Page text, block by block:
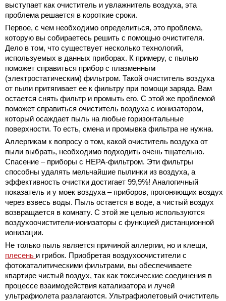
выступает как очиститель и увлажнитель воздуха, эта
проблема решается в короткие сроки.
Первое, с чем необходимо определиться, это проблема,
которую вы собираетесь решить с помощью очистителя.
Дело в том, что существует несколько технологий,
используемых в данных приборах. К примеру, с пылью
поможет справиться прибор с плазменным
(электростатическим) фильтром. Такой очиститель воздуха
от пыли притягивает ее к фильтру при помощи заряда. Вам
остается снять фильтр и промыть его. С этой же проблемой
поможет справиться очиститель воздуха с ионизатором,
который осаждает пыль на любые горизонтальные
поверхности. То есть, смена и промывка фильтра не нужна.
Аллергикам к вопросу о том, какой очиститель воздуха от
пыли выбрать, необходимо подходить очень тщательно.
Спасение – приборы с НЕРА-фильтром. Эти фильтры
способны удалять мельчайшие пылинки из воздуха, а
эффективность очистки достигает 99,9%! Аналогичный
показатель и у моек воздуха – приборов, прогоняющих воздух
через взвесь воды. Пыль остается в воде, а чистый воздух
возвращается в комнату. С этой же целью используются
воздухоочистители-ионизаторы с функцией дистанционной
ионизации.
Не только пыль является причиной аллергии, но и клещи,
плесень и грибок. Приобретая воздухоочистители с
фотокаталитическими фильтрами, вы обеспечиваете
квартире чистый воздух, так как токсические соединения в
процессе взаимодействия катализатора и лучей
ультрафиолета разлагаются. Ультрафиолетовый очиститель